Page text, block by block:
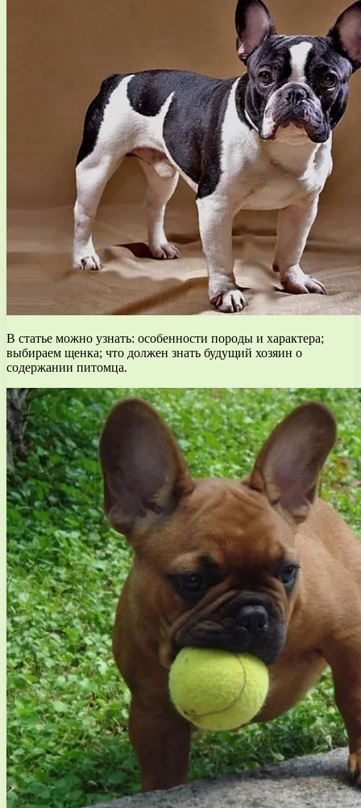
В статье можно узнать: особенности породы и характера;
выбираем щенка; что должен знать будущий хозяин о
содержании питомца.